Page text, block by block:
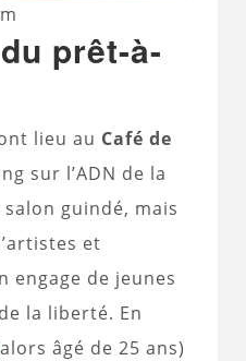
prêt-à-
lieu au Café de
sur l’ADN de la
guindé, mais
et
engage de jeunes
la liberté. En
âgé de 25 ans)